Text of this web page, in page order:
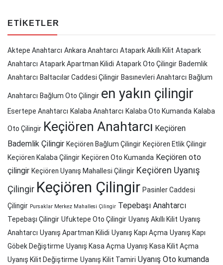
ETIKETLER
Aktepe Anahtarcı Ankara Anahtarcı Atapark Akıllı Kilit Atapark
Anahtarcı Atapark Apartman Kilidi Atapark Oto Çilingir Bademlik
Anahtarcı Baltacılar Caddesi Çilingir Basınevleri Anahtarcı Bağlum
Anahtarcı Bağlum Oto Çilingir en yakın çilingir
Esertepe Anahtarcı Kalaba Anahtarcı Kalaba Oto Kumanda Kalaba
Oto Çilingir Keçiören Anahtarcı Keçiören
Bademlik Çilingir Keçiören Bağlum Çilingir Keçiören Etlik Çilingir
Keçiören Kalaba Çilingir Keçiören Oto Kumanda Keçiören oto
çilingir Keçiören Uyanış Mahallesi Çilingir Keçiören Uyanış
Çilingir Keçiören Çilingir Pasinler Caddesi
Çilingir Pursaklar Merkez Mahallesi Çilingir Tepebaşı Anahtarcı
Tepebaşı Çilingir Ufuktepe Oto Çilingir Uyanış Akıllı Kilit Uyanış
Anahtarcı Uyanış Apartman Kilidi Uyanış Kapı Açma Uyanış Kapı
Göbek Değiştirme Uyanış Kasa Açma Uyanış Kasa Kilit Açma
Uyanış Kilit Değiştirme Uyanış Kilit Tamiri Uyanış Oto kumanda